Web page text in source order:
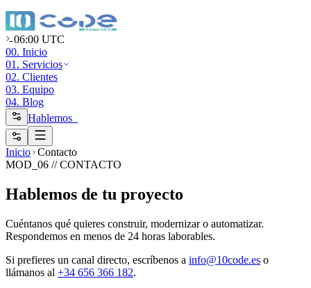
06:00 UTC
00. Inicio
01. Servicios
02. Clientes
03. Equipo
04. Blog
Hablemos_
Inicio Contacto
MOD_06 // CONTACTO
Hablemos de tu proyecto
Cuéntanos qué quieres construir, modernizar o automatizar.
Respondemos en menos de 24 horas laborables.
Si prefieres un canal directo, escríbenos a info@10code.es o
llámanos al +34 656 366 182.